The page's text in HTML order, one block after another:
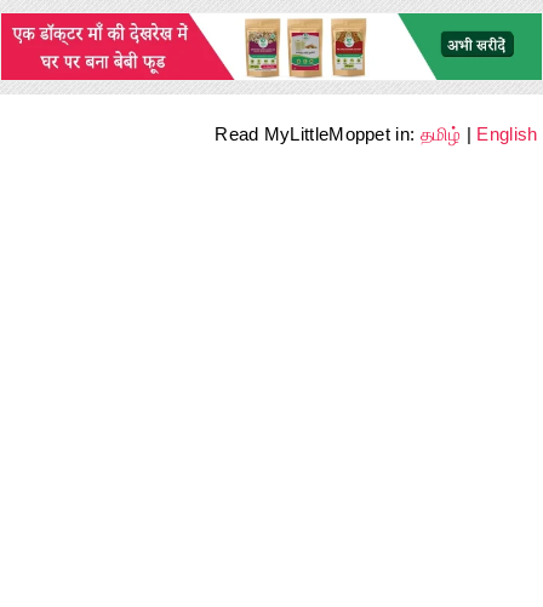
Read MyLittleMoppet in: தமிழ் | English